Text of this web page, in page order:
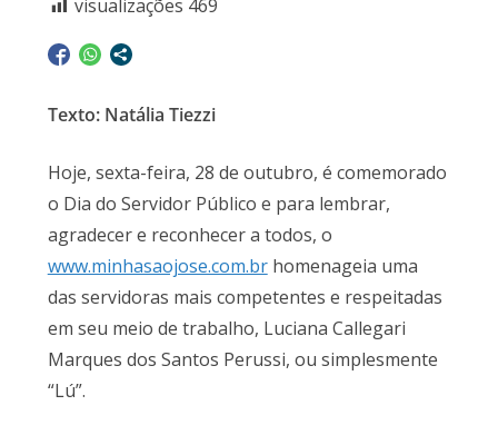
visualizações 469
Texto: Natália Tiezzi
Hoje, sexta-feira, 28 de outubro, é comemorado
o Dia do Servidor Público e para lembrar,
agradecer e reconhecer a todos, o
www.minhasaojose.com.brhomenageia uma
das servidoras mais competentes e respeitadas
em seu meio de trabalho, Luciana Callegari
Marques dos Santos Perussi, ou simplesmente
“Lú”.